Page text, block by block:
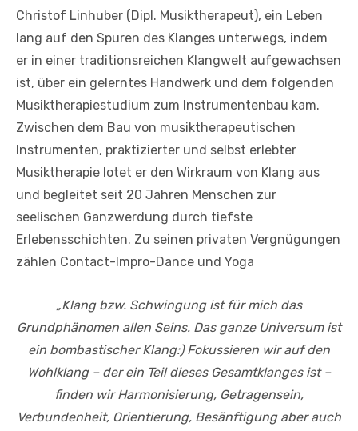
Christof Linhuber (Dipl. Musiktherapeut), ein Leben
lang auf den Spuren des Klanges unterwegs, indem
er in einer traditionsreichen Klangwelt aufgewachsen
ist, über ein gelerntes Handwerk und dem folgenden
Musiktherapiestudium zum Instrumentenbau kam.
Zwischen dem Bau von musiktherapeutischen
Instrumenten, praktizierter und selbst erlebter
Musiktherapie lotet er den Wirkraum von Klang aus
und begleitet seit 20 Jahren Menschen zur
seelischen Ganzwerdung durch tiefste
Erlebensschichten. Zu seinen privaten Vergnügungen
zählen Contact-Impro-Dance und Yoga
„Klang bzw. Schwingung ist für mich das
Grundphänomen allen Seins. Das ganze Universum ist
ein bombastischer Klang:)Fokussieren wir auf den
Wohlklang – der ein Teil dieses Gesamtklanges ist –
finden wir Harmonisierung, Getragensein,
Verbundenheit, Orientierung, Besänftigung aber auch